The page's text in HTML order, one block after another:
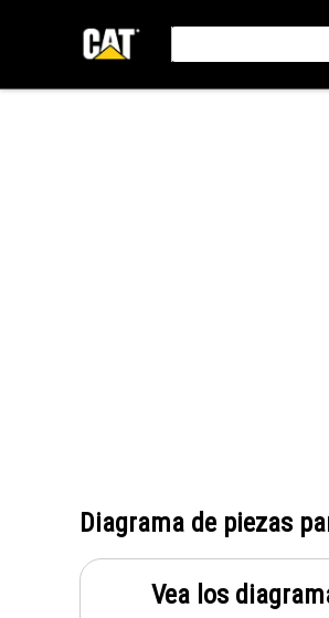
Diagrama de piezas
Vea los